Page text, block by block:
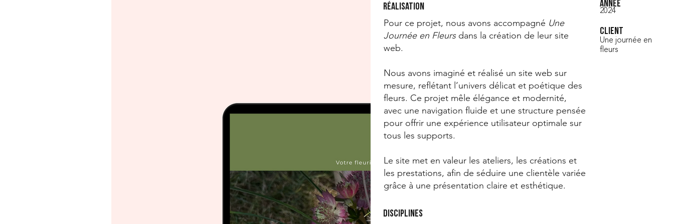
Réalisation
Pour ce projet, nous avons accompagné Une
Journée en Fleurs dans la création de leur site
web.
Nous avons imaginé et réalisé un site web sur
mesure, reflétant l’univers délicat et poétique des
fleurs. Ce projet mêle élégance et modernité,
avec une navigation fluide et une structure pensée
pour offrir une expérience utilisateur optimale sur
tous les supports.
Le site met en valeur les ateliers, les créations et
les prestations, afin de séduire une clientèle variée
grâce à une présentation claire et esthétique.
Année
2024
Client
Une journée en
fleurs
Disciplines